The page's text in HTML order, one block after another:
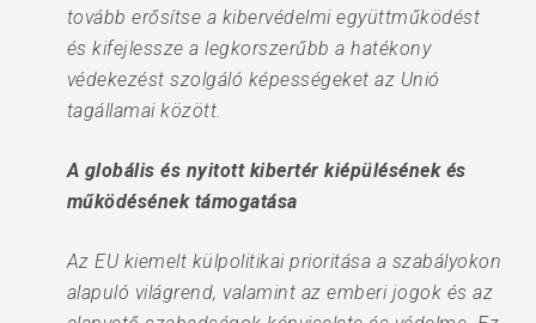
tovább erősítse a kibervédelmi együttműködést
és kifejlessze a legkorszerűbb a hatékony
védekezést szolgáló képességeket az Unió
tagállamai között.
A globális és nyitott kibertér kiépülésének és
működésének támogatása
Az EU kiemelt külpolitikai prioritása a szabályokon
alapuló világrend, valamint az emberi jogok és az